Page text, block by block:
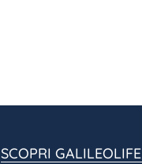
SCOPRI GALILEOLIFE